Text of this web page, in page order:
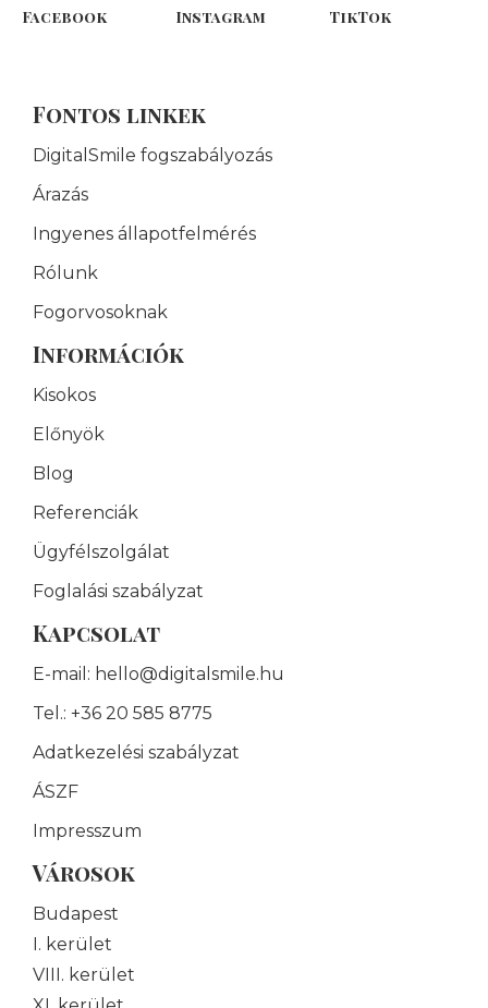
Facebook Instagram TikTok
Fontos linkek
DigitalSmile fogszabályozás
Árazás
Ingyenes állapotfelmérés
Rólunk
Fogorvosoknak
Információk
Kisokos
Előnyök
Blog
Referenciák
Ügyfélszolgálat
Foglalási szabályzat
Kapcsolat
E-mail: hello@digitalsmile.hu
Tel.: +36 20 585 8775
Adatkezelési szabályzat
ÁSZF
Impresszum
Városok
Budapest
I. kerület
VIII. kerület